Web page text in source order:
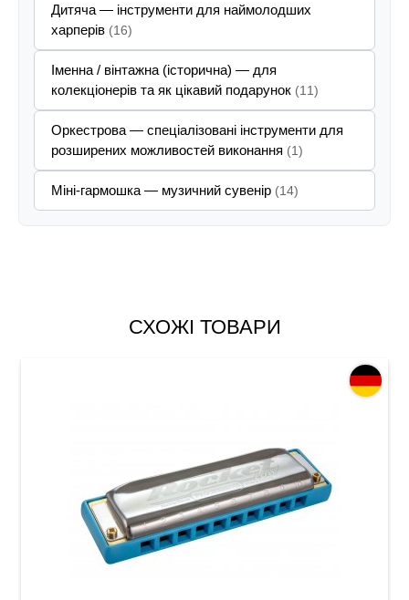
Дитяча — інструменти для наймолодших
харперів (16)
Іменна / вінтажна (історична) — для
колекціонерів та як цікавий подарунок (11)
Оркестрова — спеціалізовані інструменти для
розширених можливостей виконання (1)
Міні-гармошка — музичний сувенір (14)
СХОЖІ ТОВАРИ